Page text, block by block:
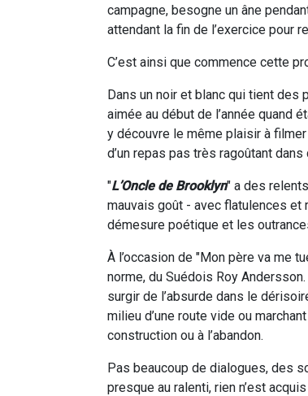
campagne, besogne un âne
attendant la fin de l’exercice pour
C’est ainsi que commence cette
Dans un noir et blanc qui tient des
aimée au début de l’année quand
y découvre le même plaisir à
d’un repas pas très ragoûtant
"L’Oncle de Brooklyn" a des
mauvais goût - avec flatulences
démesure poétique et les
À l’occasion de "Mon père va me
norme, du Suédois Roy
surgir de l’absurde dans le
milieu d’une route vide ou
construction ou à l’abandon.
Pas beaucoup de dialogues, des
presque au ralenti, rien n’est